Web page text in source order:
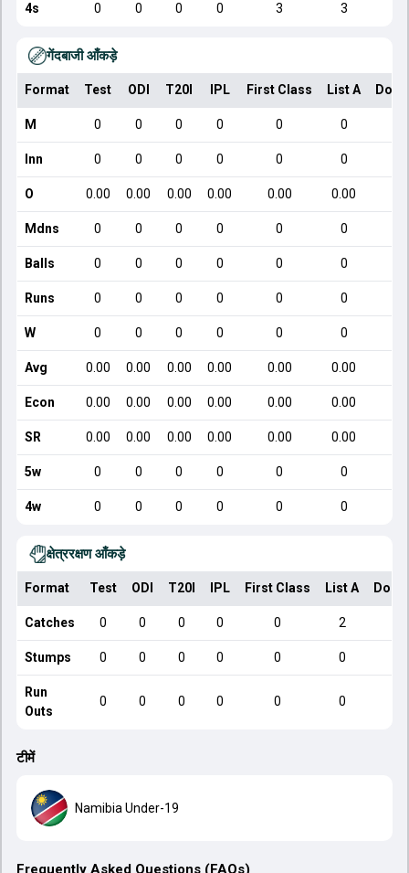
4s 0 0 0 0 3 3
गेंदबाजी आँकड़े
Format Test ODI T20I IPL First Class List A
M 0 0 0 0 0 0
Inn 0 0 0 0 0 0
O 0.00 0.00 0.00 0.00 0.00 0.00
Mdns 0 0 0 0 0 0
Balls 0 0 0 0 0 0
Runs 0 0 0 0 0 0
W 0 0 0 0 0 0
Avg 0.00 0.00 0.00 0.00 0.00 0.00
Econ 0.00 0.00 0.00 0.00 0.00 0.00
SR 0.00 0.00 0.00 0.00 0.00 0.00
5w 0 0 0 0 0 0
4w 0 0 0 0 0 0
क्षेत्ररक्षण आँकड़े
Format Test ODI T20I IPL First Class List A
Catches 0 0 0 0 0 2
Stumps 0 0 0 0 0 0
Run
Outs
0 0 0 0 0 0
टीमें
Namibia Under-19
Frequently Asked Questions (FAQs)